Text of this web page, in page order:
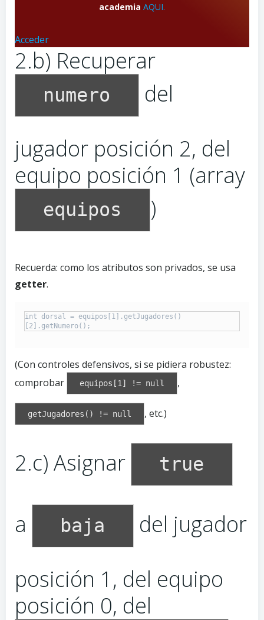
academia AQUI.
Acceder
2.b) Recuperar
numero
del
jugador posición 2, del
equipo posición 1 (array
equipos )
Recuerda: como los atributos son privados, se usa
getter.
int dorsal = equipos[1].getJugadores()
(Con controles defensivos, si se pidiera robustez:
comprobar
equipos[1] != null ,
getJugadores() != null , etc.)
2.c) Asignar true
a baja
del jugador
posición 1, del equipo
posición 0, del